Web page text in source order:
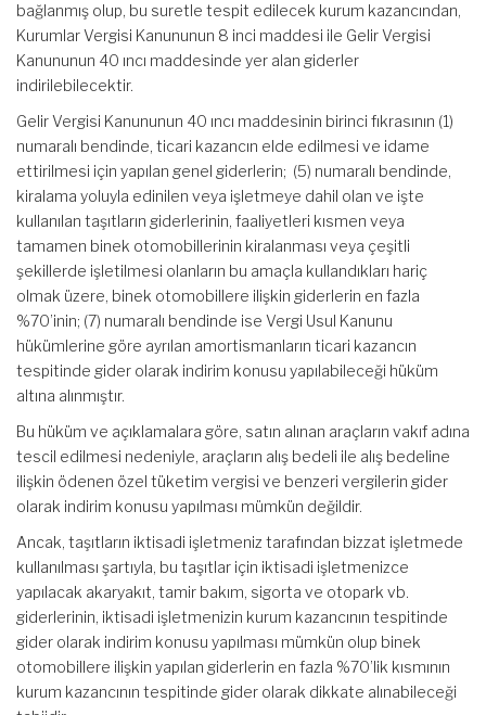
bağlanmış olup, bu suretle tespit edilecek kurum kazancından,
Kurumlar Vergisi Kanununun 8 inci maddesi ile Gelir Vergisi
Kanununun 40 ıncı maddesinde yer alan giderler
indirilebilecektir.
Gelir Vergisi Kanununun 40 ıncı maddesinin birinci fıkrasının (1)
numaralı bendinde, ticari kazancın elde edilmesi ve idame
ettirilmesi için yapılan genel giderlerin; (5) numaralı bendinde,
kiralama yoluyla edinilen veya işletmeye dahil olan ve işte
kullanılan taşıtların giderlerinin, faaliyetleri kısmen veya
tamamen binek otomobillerinin kiralanması veya çeşitli
şekillerde işletilmesi olanların bu amaçla kullandıkları hariç
olmak üzere, binek otomobillere ilişkin giderlerin en fazla
%70’inin; (7) numaralı bendinde ise Vergi Usul Kanunu
hükümlerine göre ayrılan amortismanların ticari kazancın
tespitinde gider olarak indirim konusu yapılabileceği hüküm
altına alınmıştır.
Bu hüküm ve açıklamalara göre, satın alınan araçların vakıf adına
tescil edilmesi nedeniyle, araçların alış bedeli ile alış bedeline
ilişkin ödenen özel tüketim vergisi ve benzeri vergilerin gider
olarak indirim konusu yapılması mümkün değildir.
Ancak, taşıtların iktisadi işletmeniz tarafından bizzat işletmede
kullanılması şartıyla, bu taşıtlar için iktisadi işletmenizce
yapılacak akaryakıt, tamir bakım, sigorta ve otopark vb.
giderlerinin, iktisadi işletmenizin kurum kazancının tespitinde
gider olarak indirim konusu yapılması mümkün olup binek
otomobillere ilişkin yapılan giderlerin en fazla %70’lik kısmının
kurum kazancının tespitinde gider olarak dikkate alınabileceği